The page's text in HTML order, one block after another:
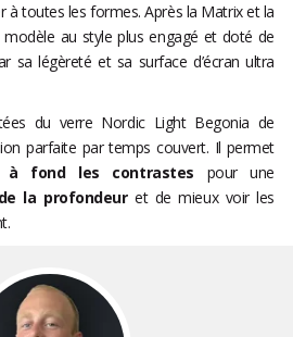
à toutes les formes. Après la Matrix et la
au style plus engagé et doté de
sa légèreté et sa surface d’écran ultra
du verre Nordic Light Begonia de
parfaite par temps couvert. Il permet
à fond les contrastes pour une
la profondeuret de mieux voir les